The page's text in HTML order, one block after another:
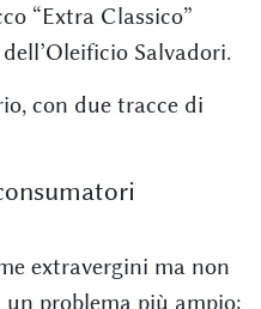
“Extra Classico”
Salvadori.
con due tracce di
extravergini ma non
problema più ampio: